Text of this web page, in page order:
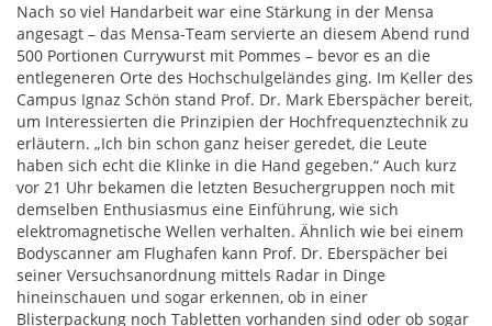
Nach so viel Handarbeit war eine Stärkung in der Mensa
angesagt – das Mensa-Team servierte an diesem Abend rund
500 Portionen Currywurst mit Pommes – bevor es an die
entlegeneren Orte des Hochschulgeländes ging. Im Keller des
Campus Ignaz Schön stand Prof. Dr. Mark Eberspächer bereit,
um Interessierten die Prinzipien der Hochfrequenztechnik zu
erläutern. „Ich bin schon ganz heiser geredet, die Leute
haben sich echt die Klinke in die Hand gegeben.“ Auch kurz
vor 21 Uhr bekamen die letzten Besuchergruppen noch mit
demselben Enthusiasmus eine Einführung, wie sich
elektromagnetische Wellen verhalten. Ähnlich wie bei einem
Bodyscanner am Flughafen kann Prof. Dr. Eberspächer bei
seiner Versuchsanordnung mittels Radar in Dinge
hineinschauen und sogar erkennen, ob in einer
Blisterpackung noch Tabletten vorhanden sind oder ob sogar